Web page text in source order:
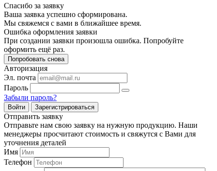
Спасибо за заявку
Ваша заявка успешно сформирована.
Мы свяжемся с вами в ближайшее время.
Ошибка оформления заявки
При создании заявки произошла ошибка. Попробуйте
оформить ещё раз.
Попробовать снова
Авторизация
Эл. почта
Пароль
Забыли пароль?
Войти Зарегистрироваться
Отправить заявку
Отправьте нам свою заявку на нужную продукцию. Наши
менеджеры просчитают стоимость и свяжутся с Вами для
уточнения деталей
Имя
Телефон